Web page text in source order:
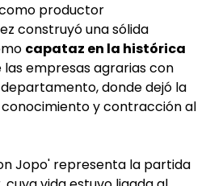
productor
construyó una sólida
capataz en la histórica
las empresas agrarias con
donde dejó la
conocimiento y contracción al
Jopo' representa la partida